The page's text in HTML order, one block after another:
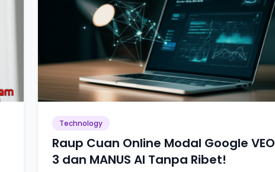
Technology
Raup Cuan Online Modal Google VEO
3 dan MANUS AI Tanpa Ribet!